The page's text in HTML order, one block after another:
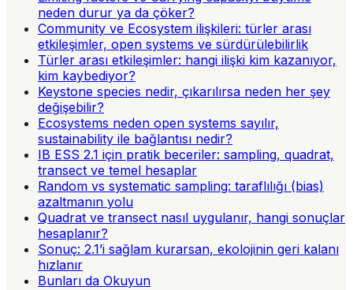
neden durur ya da çöker?
Community ve Ecosystem ilişkileri: türler arası
etkileşimler, open systems ve sürdürülebilirlik
Türler arası etkileşimler: hangi ilişki kim kazanıyor,
kim kaybediyor?
Keystone species nedir, çıkarılırsa neden her şey
değişebilir?
Ecosystems neden open systems sayılır,
sustainability ile bağlantısı nedir?
IB ESS 2.1 için pratik beceriler: sampling, quadrat,
transect ve temel hesaplar
Random vs systematic sampling: taraflılığı (bias)
azaltmanın yolu
Quadrat ve transect nasıl uygulanır, hangi sonuçlar
hesaplanır?
Sonuç: 2.1’i sağlam kurarsan, ekolojinin geri kalanı
hızlanır
Bunları da Okuyun